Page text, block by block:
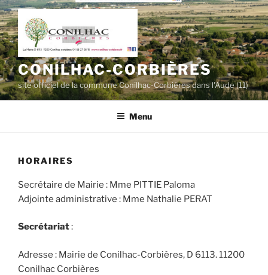
Aller
au
contenu
principal
CONILHAC-CORBIÈRES
site officiel de la commune Conilhac-Corbières dans l'Aude (11)
Menu
HORAIRES
Secrétaire de Mairie : Mme PITTIE Paloma
Adjointe administrative : Mme Nathalie PERAT
Secrétariat:
Adresse : Mairie de Conilhac-Corbières, D 6113. 11200
Conilhac Corbières